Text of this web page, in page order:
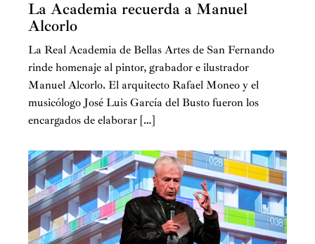
La Academia recuerda a Manuel
Alcorlo
La Real Academia de Bellas Artes de San Fernando
rinde homenaje al pintor, grabador e ilustrador
Manuel Alcorlo. El arquitecto Rafael Moneo y el
musicólogo José Luis García del Busto fueron los
encargados de elaborar […]